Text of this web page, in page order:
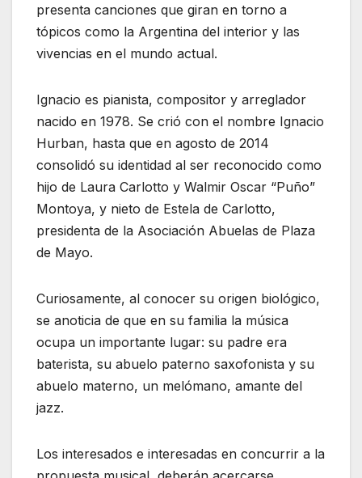
presenta canciones que giran en torno a
tópicos como la Argentina del interior y las
vivencias en el mundo actual.
Ignacio es pianista, compositor y arreglador
nacido en 1978. Se crió con el nombre Ignacio
Hurban, hasta que en agosto de 2014
consolidó su identidad al ser reconocido como
hijo de Laura Carlotto y Walmir Oscar “Puño”
Montoya, y nieto de Estela de Carlotto,
presidenta de la Asociación Abuelas de Plaza
de Mayo.
Curiosamente, al conocer su origen biológico,
se anoticia de que en su familia la música
ocupa un importante lugar: su padre era
baterista, su abuelo paterno saxofonista y su
abuelo materno, un melómano, amante del
jazz.
Los interesados e interesadas en concurrir a la